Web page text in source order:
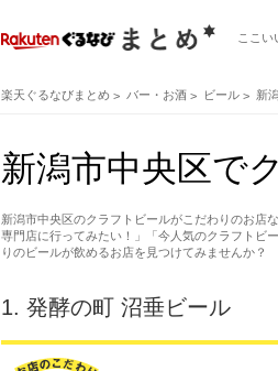
ここい
楽天ぐるなびまとめ バー・お酒 ビール 新
新潟市中央区で
新潟市中央区のクラフトビールがこだわりのお店
専門店に行ってみたい！」「今人気のクラフトビ
りのビールが飲めるお店を見つけてみませんか？
1. 発酵の町 沼垂ビール